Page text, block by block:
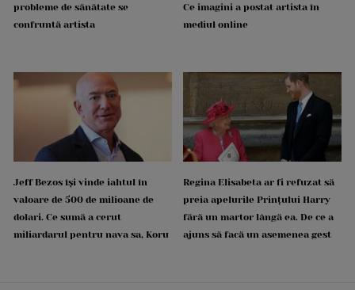
probleme de sănătate se
confruntă artista
Ce imagini a postat artista în
mediul online
Jeff Bezos își vinde iahtul în
valoare de 500 de milioane de
dolari. Ce sumă a cerut
miliardarul pentru nava sa, Koru
Regina Elisabeta ar fi refuzat să
preia apelurile Prințului Harry
fără un martor lângă ea. De ce a
ajuns să facă un asemenea gest